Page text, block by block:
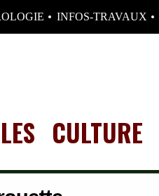
INFOS-TRAVAUX
CULTURE